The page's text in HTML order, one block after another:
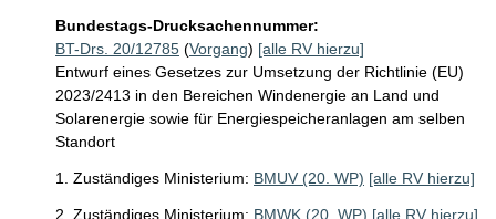
Bundestags-Drucksachennummer:
BT-Drs. 20/12785 (Vorgang) [alle RV hierzu]
Entwurf eines Gesetzes zur Umsetzung der Richtlinie (EU)
2023/2413 in den Bereichen Windenergie an Land und
Solarenergie sowie für Energiespeicheranlagen am selben
Standort
1. Zuständiges Ministerium: BMUV (20. WP) [alle RV hierzu]
2. Zuständiges Ministerium: BMWK (20. WP) [alle RV hierzu]